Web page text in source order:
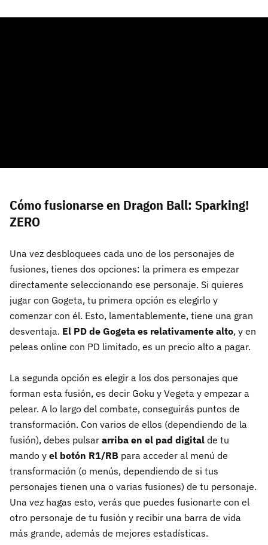
Cómo fusionarse en Dragon Ball: Sparking!
ZERO
Una vez desbloquees cada uno de los personajes de
fusiones, tienes dos opciones: la primera es empezar
directamente seleccionando ese personaje. Si quieres
jugar con Gogeta, tu primera opción es elegirlo y
comenzar con él. Esto, lamentablemente, tiene una gran
desventaja. El PD de Gogeta es relativamente alto, y en
peleas online con PD limitado, es un precio alto a pagar.
La segunda opción es elegir a los dos personajes que
forman esta fusión, es decir Goku y Vegeta y empezar a
pelear. A lo largo del combate, conseguirás puntos de
transformación. Con varios de ellos (dependiendo de la
fusión), debes pulsar arriba en el pad digital de tu
mando y el botón R1/RB para acceder al menú de
transformación (o menús, dependiendo de si tus
personajes tienen una o varias fusiones) de tu personaje.
Una vez hagas esto, verás que puedes fusionarte con el
otro personaje de tu fusión y recibir una barra de vida
más grande, además de mejores estadísticas.